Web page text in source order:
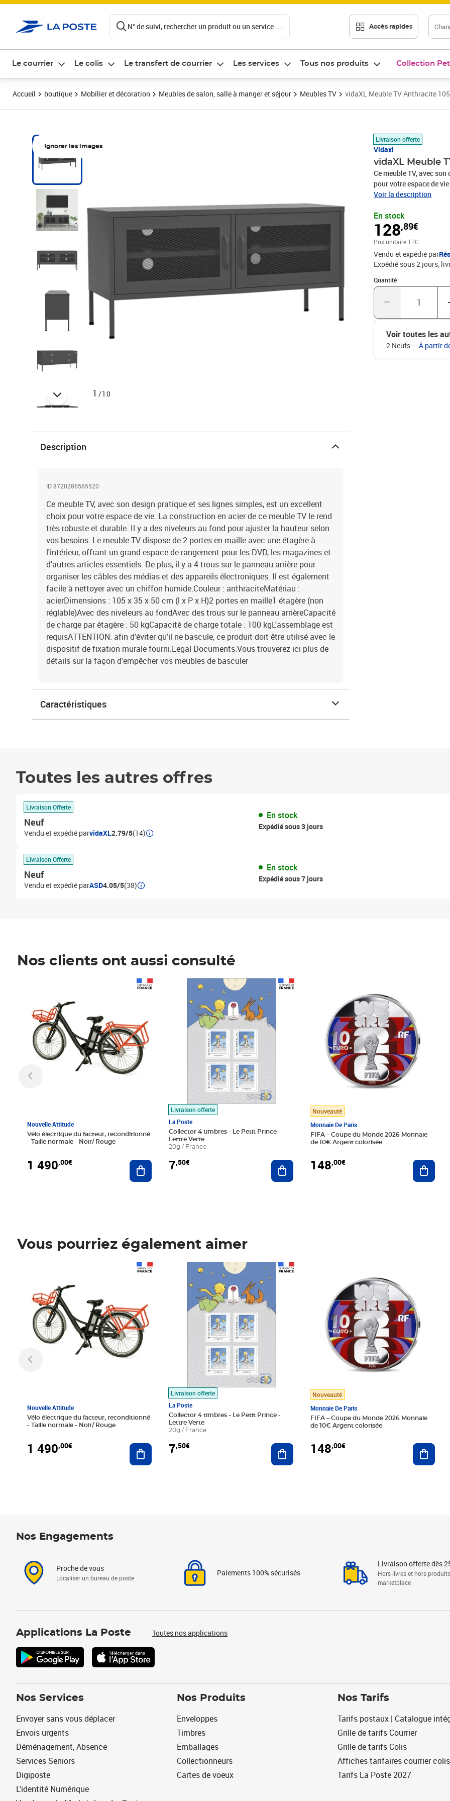
N° de suivi, rechercher un produit ou un service .... Accès rapides
Le courrier Le colis Le transfert de courrier Les services Tous nos produits Collection
Accueil boutique Mobilier et décoration Meubles de salon, salle à manger et séjour Meubles TV vidaXL Meuble TV Anthracite
Ignorer les images
1 /10
Livraison offerte
Vidaxl
vidaXL Meuble
Ce meuble TV, avec
pour votre espace de
et durable. Il y a des
grand espace de
essentiels. De plus, il y
médias et des
chiffon humide.Couleur
P x H)2 portes en
trous sur le panneau
totale : 100
produit doit être utilisé
Documents:Vous
Voir la description
En stock
128,89€
Prix 128,89€
Prix unitaire TTC
Vendu et expédié par
Expédié sous 2 jours
Quantité
Quantité : 1
Voir toutes les
2 Neufs —À partir
Description
ID 8720286565520
Ce meuble TV, avec son design pratique et ses lignes simples, est un excellent
choix pour votre espace de vie. La construction en acier de ce meuble TV le rend
très robuste et durable. Il y a des niveleurs au fond pour ajuster la hauteur selon
vos besoins. Le meuble TV dispose de 2 portes en maille avec une étagère à
l'intérieur, offrant un grand espace de rangement pour les DVD, les magazines et
d'autres articles essentiels. De plus, il y a 4 trous sur le panneau arrière pour
organiser les câbles des médias et des appareils électroniques. Il est également
facile à nettoyer avec un chiffon humide.Couleur : anthraciteMatériau :
acierDimensions : 105 x 35 x 50 cm (l x P x H)2 portes en maille1 étagère (non
réglable)Avec des niveleurs au fondAvec des trous sur le panneau arrièreCapacité
de charge par étagère : 50 kgCapacité de charge totale : 100 kgL'assemblage est
requisATTENTION: afin d'éviter qu'il ne bascule, ce produit doit être utilisé avec le
dispositif de fixation murale fourni.Legal Documents:Vous trouverez ici plus de
détails sur la façon d'empêcher vos meubles de basculer
Caractéristiques
Toutes les autres offres
Livraison Offerte
Neuf
Vendu et expédié parvidaXL2.79/5(14)
En stock
Expédié sous 3 jours
Livraison Offerte
Neuf
Vendu et expédié parASD4.05/5(38)
En stock
Expédié sous 7 jours
Nos clients ont aussi consulté
Nouvelle Attitude
Vélo électrique du facteur, reconditionné
- Taille normale - Noir/ Rouge
1 490,00€ Ajouter au panier
Livraison offerte
La Poste
Collector 4 timbres - Le Petit Prince -
Lettre Verte
20g / France
7,50€
Prix 7,50€
Ajouter au panier
Nouveauté
Monnaie De Paris
FIFA – Coupe du Monde 2026 Monnaie
de 10€ Argent colorisée
148,00€
Vous pourriez également aimer
Nouvelle Attitude
Vélo électrique du facteur, reconditionné
- Taille normale - Noir/ Rouge
1 490,00€ Ajouter au panier
Livraison offerte
La Poste
Collector 4 timbres - Le Petit Prince -
Lettre Verte
20g / France
7,50€
Prix 7,50€
Ajouter au panier
Nouveauté
Monnaie De Paris
FIFA – Coupe du Monde 2026 Monnaie
de 10€ Argent colorisée
148,00€
Nos Engagements
Proche de vous
Localiser un bureau de poste
Paiements 100% sécurisés
Livraison offerte dès
Hors livres et hors produits
marketplace
Applications La Poste Toutes nos applications
Nos Services
Envoyer sans vous déplacer
Envois urgents
Déménagement, Absence
Services Seniors
Digiposte
L'identité Numérique
Nos Produits
Enveloppes
Timbres
Emballages
Collectionneurs
Cartes de voeux
Nos Tarifs
Tarifs postaux | Catalogue
Grille de tarifs Courrier
Grille de tarifs Colis
Affiches tarifaires courrier colis
Tarifs La Poste 2027